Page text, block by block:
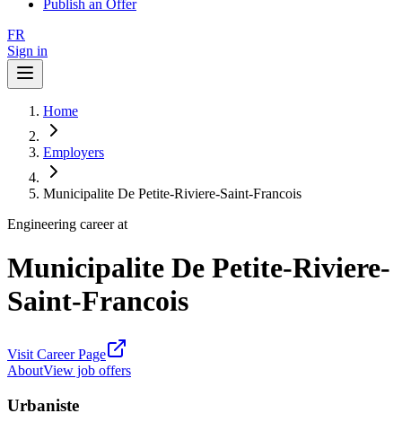
Publish an Offer
FR
Sign in
Home
Employers
Municipalite De Petite-Riviere-Saint-Francois
Engineering career at
Municipalite De Petite-Riviere-
Saint-Francois
Visit Career Page
AboutView job offers
Urbaniste